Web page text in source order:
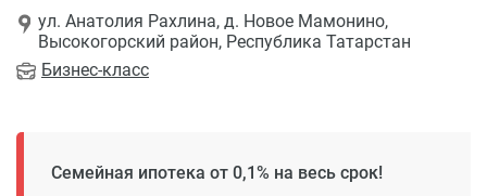
Бизнес-класс
ул. Анатолия Рахлина, д. Новое Мамонино,
Высокогорский район, Республика Татарстан
Семейная ипотека от 0,1% на весь срок!